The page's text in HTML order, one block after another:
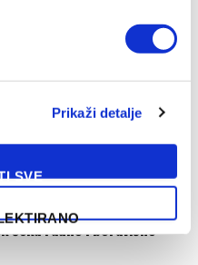
Prikaži detalje
SVE
čeka radne i boravišne